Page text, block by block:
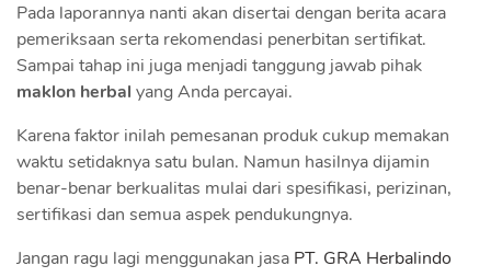
Pada laporannya nanti akan disertai dengan berita acara
pemeriksaan serta rekomendasi penerbitan sertifikat.
Sampai tahap ini juga menjadi tanggung jawab pihak
maklon herbal yang Anda percayai.
Karena faktor inilah pemesanan produk cukup memakan
waktu setidaknya satu bulan. Namun hasilnya dijamin
benar-benar berkualitas mulai dari spesifikasi, perizinan,
sertifikasi dan semua aspek pendukungnya.
Jangan ragu lagi menggunakan jasa PT. GRA Herbalindo